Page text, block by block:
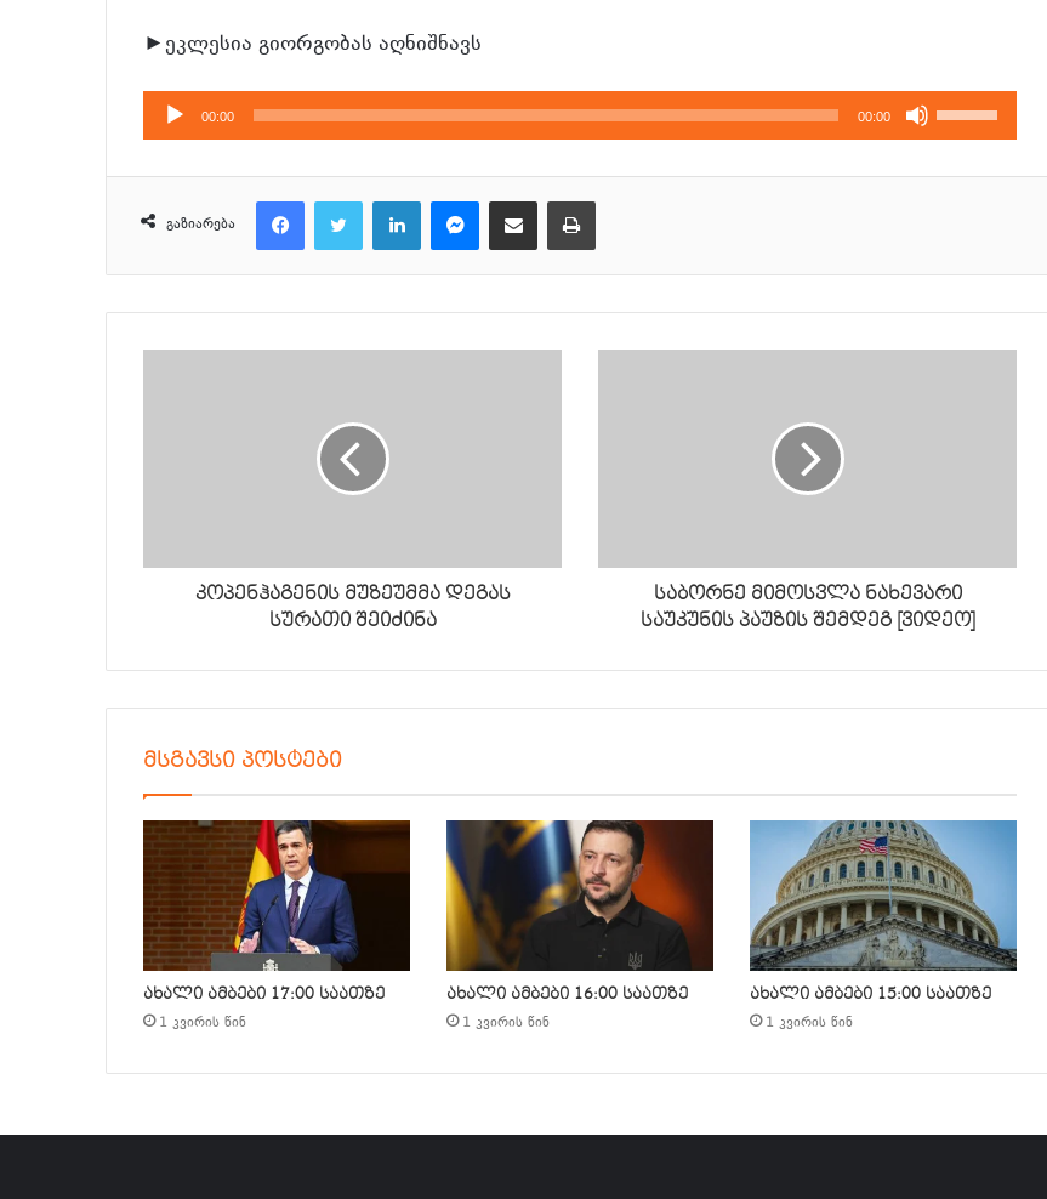
►ეკლესია გიორგობას აღნიშნავს
აუდიო
დამკვრელი
00:00 00:00
გამოიყენეთ
კლავჲშები
გაზიარება
კოპენჰაგენის მუზეუმმა დეგას
სურათი შეიძინა
საბორნე მიმოსვლა ნახევარი
საუკუნის პაუზის შემდეგ [ვიდეო]
მსგავსი პოსტები
ახალი ამბები 17:00 საათზე
1 კვირის წინ
ახალი ამბები 16:00 საათზე
1 კვირის წინ
ახალი ამბები 15:00 საათზე
1 კვირის წინ